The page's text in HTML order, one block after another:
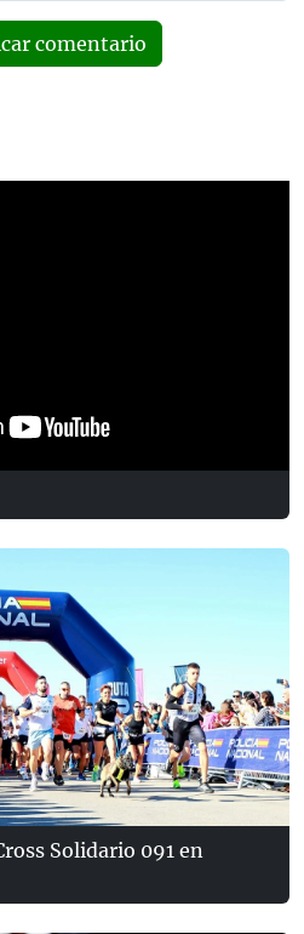
comentario
Solidario 091 en